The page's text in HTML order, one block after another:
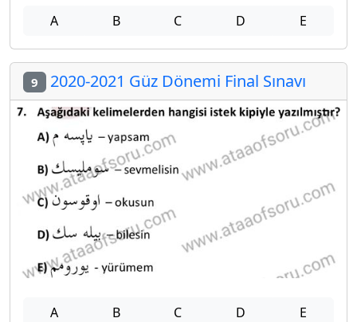
A B C D E
9 2020-2021 Güz Dönemi Final Sınavı
A B C D E